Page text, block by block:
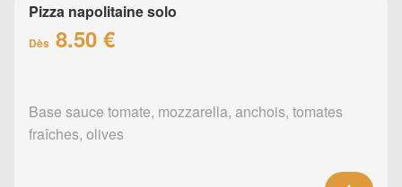
Pizza napolitaine solo
Dès 8.50 €
Base sauce tomate, mozzarella, anchois, tomates
fraîches, olives